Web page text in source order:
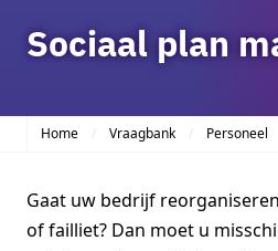
Sociaal plan
Home Vraagbank Personeel
Gaat uw bedrijf
of failliet? Dan moet u